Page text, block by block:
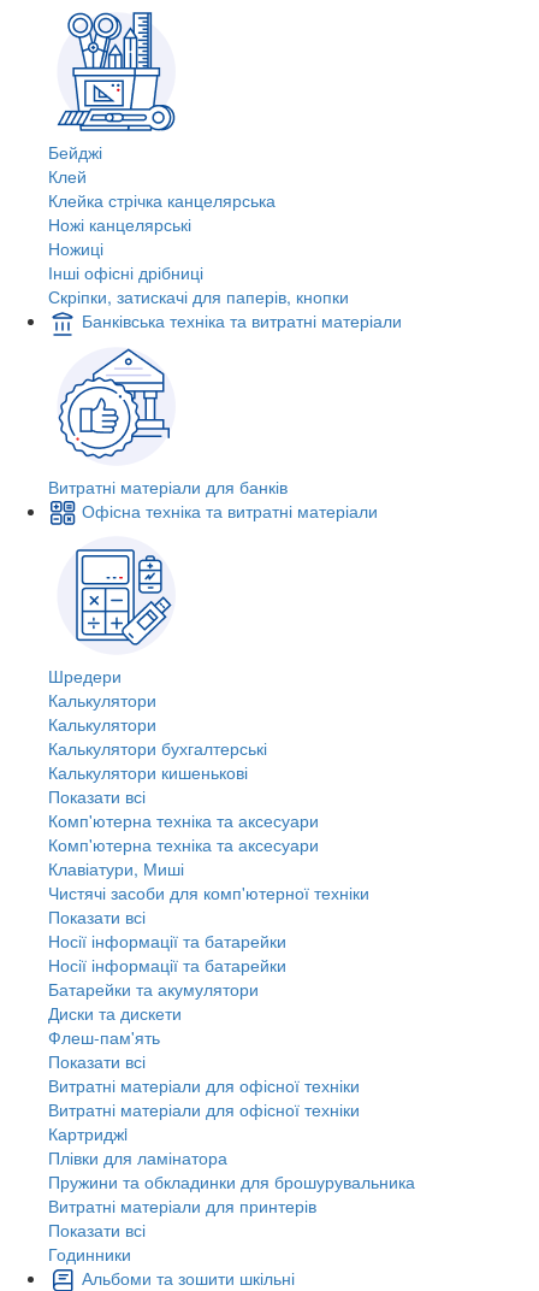
Бейджі
Клей
Клейка стрічка канцелярська
Ножі канцелярські
Ножиці
Інші офісні дрібниці
Скріпки, затискачі для паперів, кнопки
Банківська техніка та витратні матеріали
Витратні матеріали для банків
Офісна техніка та витратні матеріали
Шредери
Калькулятори
Калькулятори
Калькулятори бухгалтерські
Калькулятори кишенькові
Показати всі
Комп'ютерна техніка та аксесуари
Комп'ютерна техніка та аксесуари
Клавіатури, Миші
Чистячі засоби для комп'ютерної техніки
Показати всі
Носії інформації та батарейки
Носії інформації та батарейки
Батарейки та акумулятори
Диски та дискети
Флеш-пам'ять
Показати всі
Витратні матеріали для офісної техніки
Витратні матеріали для офісної техніки
Картриджi
Плівки для ламінатора
Пружини та обкладинки для брошурувальника
Витратні матеріали для принтерів
Показати всі
Годинники
Альбоми та зошити шкільні